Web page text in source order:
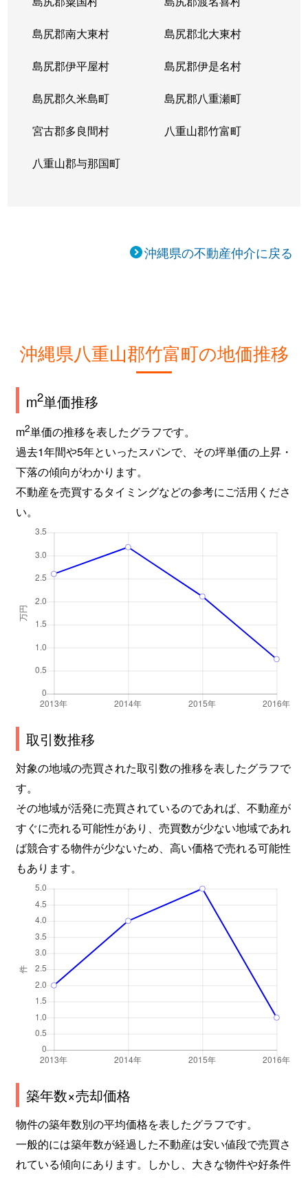
島尻郡南大東村 島尻郡北大東村
島尻郡伊平屋村 島尻郡伊是名村
島尻郡久米島町 島尻郡八重瀬町
宮古郡多良間村 八重山郡竹富町
八重山郡与那国町
沖縄県の不動産仲介に戻る
沖縄県八重山郡竹富町の地価推移
m2単価推移
m2単価の推移を表したグラフです。
過去1年間や5年といったスパンで、その坪単価の上昇・
下落の傾向がわかります。
不動産を売買するタイミングなどの参考にご活用くださ
い。
取引数推移
対象の地域の売買された取引数の推移を表したグラフで
す。
その地域が活発に売買されているのであれば、不動産が
すぐに売れる可能性があり、売買数が少ない地域であれ
ば競合する物件が少ないため、高い価格で売れる可能性
もあります。
築年数×売却価格
物件の築年数別の平均価格を表したグラフです。
一般的には築年数が経過した不動産は安い値段で売買さ
れている傾向にあります。しかし、大きな物件や好条件